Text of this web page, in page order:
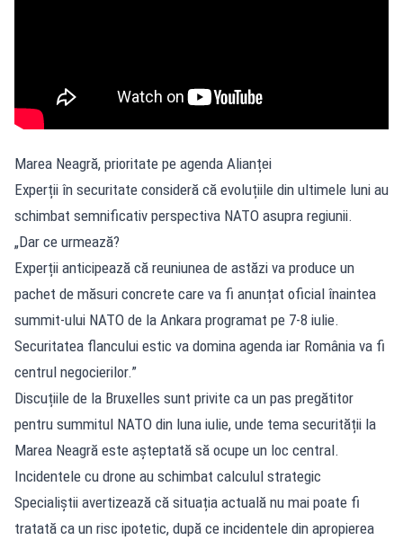
Marea Neagră, prioritate pe agenda Alianței
Experții în securitate consideră că evoluțiile din ultimele luni au
schimbat semnificativ perspectiva NATO asupra regiunii.
„Dar ce urmează?
Experții anticipează că reuniunea de astăzi va produce un
pachet de măsuri concrete care va fi anunțat oficial înaintea
summit-ului NATO de la Ankara programat pe 7-8 iulie.
Securitatea flancului estic va domina agenda iar România va fi
centrul negocierilor.”
Discuțiile de la Bruxelles sunt privite ca un pas pregătitor
pentru summitul NATO din luna iulie, unde tema securității la
Marea Neagră este așteptată să ocupe un loc central.
Incidentele cu drone au schimbat calculul strategic
Specialiștii avertizează că situația actuală nu mai poate fi
tratată ca un risc ipotetic, după ce incidentele din apropierea